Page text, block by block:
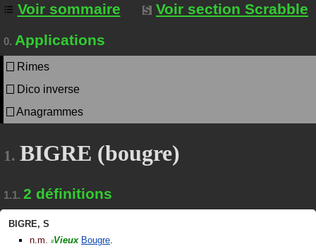
Voir sommaire
Voir section Scrabble
0. Applications
Rimes
Dico inverse
Anagrammes
1. BIGRE (bougre)
1.1. 2 définitions
BIGRE, S
n.m. #Vieux Bougre.